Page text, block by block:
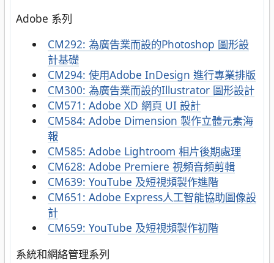
Adobe 系列
CM292: 為廣告業而設的Photoshop 圖形設
計基礎
CM294: 使用Adobe InDesign 進行專業排版
CM300: 為廣告業而設的Illustrator 圖形設計
CM571: Adobe XD 網頁 UI 設計
CM584: Adobe Dimension 製作立體元素海
報
CM585: Adobe Lightroom 相片後期處理
CM628: Adobe Premiere 視頻音頻剪輯
CM639: YouTube 及短視頻製作進階
CM651: Adobe Express人工智能協助圖像設
計
CM659: YouTube 及短視頻製作初階
系統和網絡管理系列